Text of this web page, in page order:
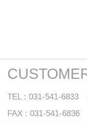
TEL : 031-541-6833
FAX : 031-541-6836